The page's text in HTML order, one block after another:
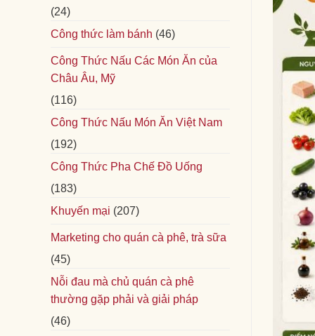
(24)
Công thức làm bánh (46)
Công Thức Nấu Các Món Ăn của
Châu Âu, Mỹ
(116)
Công Thức Nấu Món Ăn Việt Nam
(192)
Công Thức Pha Chế Đồ Uống
(183)
Khuyến mại (207)
Marketing cho quán cà phê, trà sữa
(45)
Nỗi đau mà chủ quán cà phê
thường gặp phải và giải pháp
(46)